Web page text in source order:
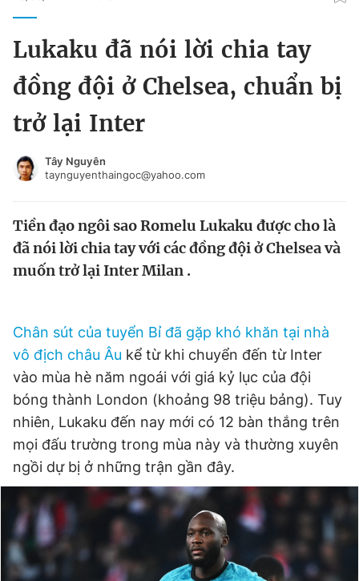
Chào ngày mới
Video Magazine
Tiện ích Bạn cần biết
Thông tin tòa soạn Liên hệ quảng cáo
Đọc Thanh Niên trên điện thoại
Đổi mật khẩu
Tin đã lưu
Tin đã xem
Đăng xuất
Lukaku đã nói lời chia tay
đồng đội ở Chelsea, chuẩn bị
trở lại Inter
Tây Nguyên
taynguyenthaingoc@yahoo.com
Tiền đạo ngôi sao Romelu Lukaku được cho là
đã nói lời chia tay với các đồng đội ở Chelsea và
muốn trở lại Inter Milan .
Chân sút của tuyển Bỉ đã gặp khó khăn tại nhà
vô địch châu Âu kể từ khi chuyển đến từ Inter
vào mùa hè năm ngoái với giá kỷ lục của đội
bóng thành London (khoảng 98 triệu bảng). Tuy
nhiên, Lukaku đến nay mới có 12 bàn thắng trên
mọi đấu trường trong mùa này và thường xuyên
ngồi dự bị ở những trận gần đây.